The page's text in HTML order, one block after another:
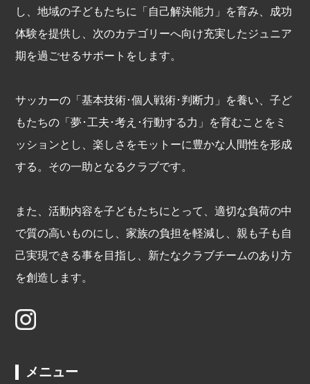
し、地域の子どもたちに「自己解決能力」を育み、成功
体験を提供し、次のカテゴリーへ向け充実したジュニア
期を過ごせるサポートをします。
サッカーの「基本技術･個人戦術･判断力」を養い、子ど
もたちの「夢･工夫･考え･行動する力」を育むことをミ
ッションとし、楽しさをモットーに豊かな人間性を形成
する。その一助となるクラブです。
また、活動内容を子どもたちにとって、適切な負荷の中
で質の高いものにし、家族の負担を軽減し、親も子も自
己実現できる事を目指し、新たなクラブチームのあり方
を創造します。
メニュー